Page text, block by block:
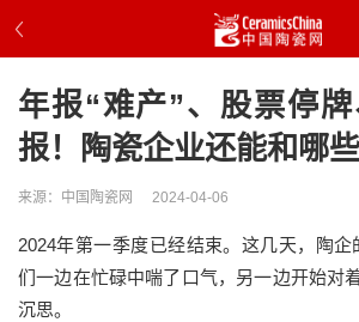
年报“难产”、股票停
报！陶瓷企业还能和哪
来源：中国陶瓷网 2024-04-06
2024年第一季度已经结束。这几天，陶企
们一边在忙碌中喘了口气，另一边开始对
沉思。